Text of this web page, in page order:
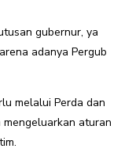
gubernur, ya
adanya Pergub
melalui Perda dan
aturan